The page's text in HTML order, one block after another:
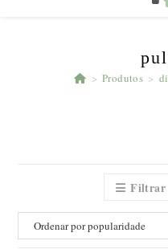
> Produtos >
Filtrar